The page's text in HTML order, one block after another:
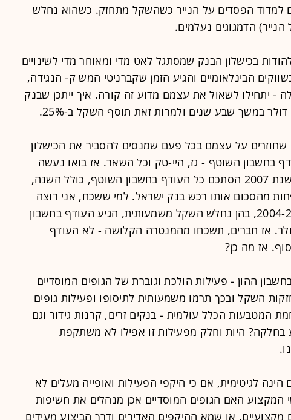
למדוד הפסדים על הנייר כשהשקל מתחזק. כשהוא נחלש
הדמגוגים נעלמים.
בכישלון הבנק שמסתגל לאט מדי ומאוחר מדי לשינויים
הבינלאומיים והגיע הזמן שקברניטי המש ק- הנגידה,
יתחילו לשאול את עצמם מדוע זה קורה. איך ייתכן שבנק
שחוזרים על עצמם בכל פעם שמנסים להסביר את הכישלון
בחשבון השוטף - גז, היי-טק וכל השאר. אז בואו נעשה
סדר ונודה על האמת. משנת 2007 הסתכם כל העודף בחשבון השוטף, כולל השנה,
- פחות מהסכום אותו רכש בנק ישראל. למי ששכח, אני רוצה
להזכיר שגם בשנים 2004-2006, בהן נחלש השקל משמעותית, הגיע העודף בחשבון
דולר. אז חברים, תשכחו מהמנטרה הקלושה - לא העודף
אז מה כן?
ההון - פעילות הולכת וגוברת של הגופים המוסדיים
השקל ובכך תרמו משמעותית לתיסופו ופעילות גופים
המטבעות הכלל עולמית - בנקים זרים, קרנות גידור וגם
בחלקה? היות וחלק מפעילות זו אפילו לא משתקפת
הינה לגיטימית, אם כי היקפי הפעילות ואופייה מעלים לא
האם הגופים המוסדיים אכן מנהלים את חשיפות
או שמא ההיקפים האדירים ודרך הביצוע מעידים